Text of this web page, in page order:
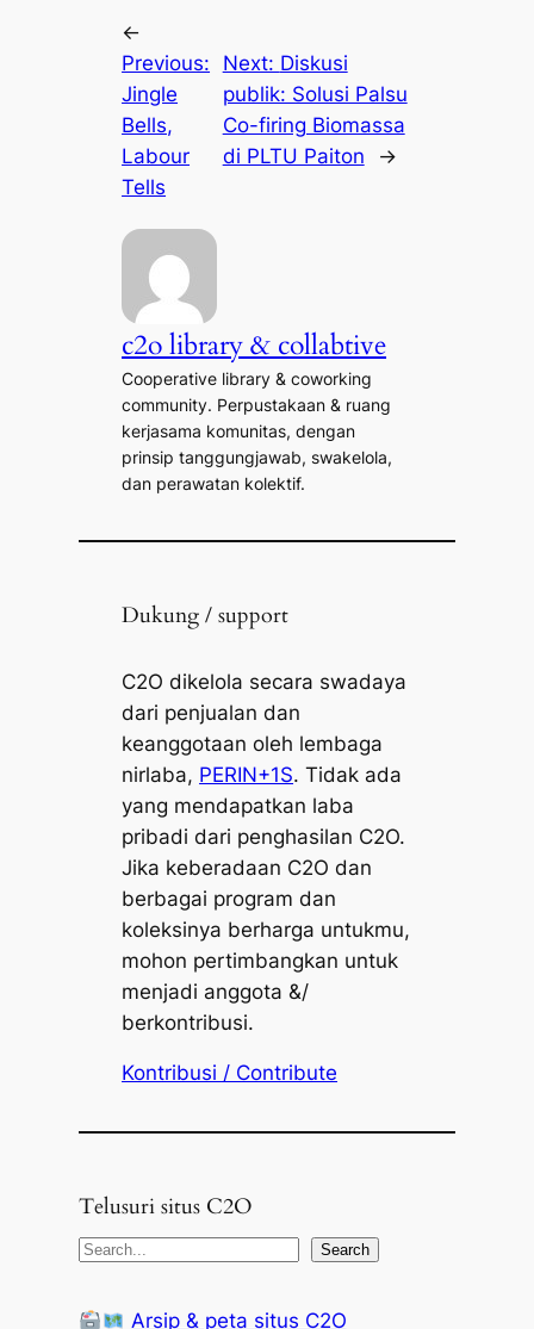
←
Previous:
Jingle
Bells,
Labour
Tells
Next: Diskusi
publik: Solusi Palsu
Co-firing Biomassa
di PLTU Paiton
→
c2o library & collabtive
Cooperative library & coworking
community. Perpustakaan & ruang
kerjasama komunitas, dengan
prinsip tanggungjawab, swakelola,
dan perawatan kolektif.
Dukung / support
C2O dikelola secara swadaya
dari penjualan dan
keanggotaan oleh lembaga
nirlaba, PERIN+1S. Tidak ada
yang mendapatkan laba
pribadi dari penghasilan C2O.
Jika keberadaan C2O dan
berbagai program dan
koleksinya berharga untukmu,
mohon pertimbangkan untuk
menjadi anggota &/
berkontribusi.
Kontribusi / Contribute
Telusuri situs C2O
S
a
Search
Arsip & peta situs C2O